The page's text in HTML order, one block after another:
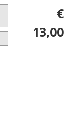
€
13,00